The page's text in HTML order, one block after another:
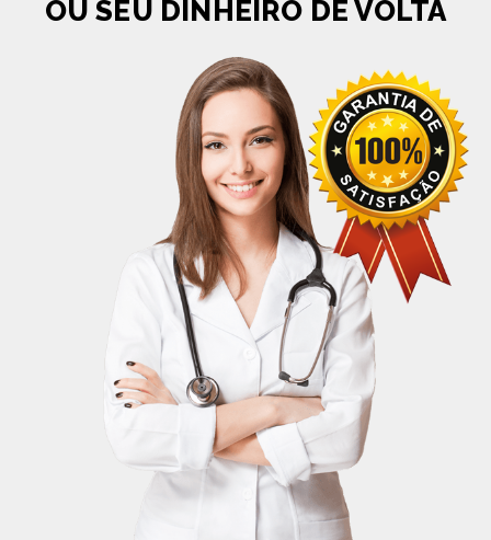
OU SEU DINHEIRO DE VOLTA